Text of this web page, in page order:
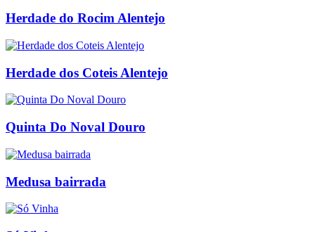
Herdade do Rocim Alentejo
Herdade dos Coteis Alentejo
Quinta Do Noval Douro
Medusa bairrada